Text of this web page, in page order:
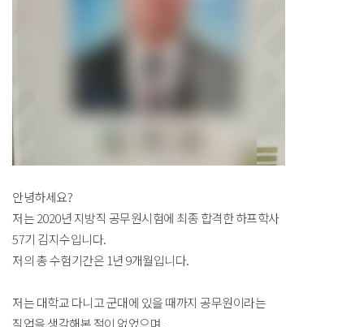
안녕하세요?
저는 2020년 지방직 공무원시험에 최종 합격한 하프학사
57기 김지수입니다.
저의 총 수험기간은 1년 9개월입니다.
저는 대학교 다니고 군대에 있을 때까지 공무원이라는
직업을 생각해본 적이 없었으며,